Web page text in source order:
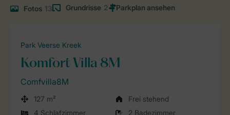
Fotos 13 Grundrisse 2
Park Veerse Kreek
Komfort Villa 8M
Comfvilla8M
127 m²
Frei stehend
4 Schlafzimmer
2 Badezimmer